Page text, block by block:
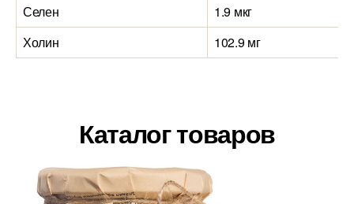
Селен
1.9 мкг
Холин
102.9 мг
Каталог товаров